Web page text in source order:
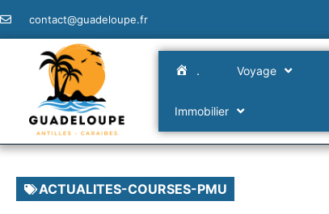
contact@guadeloupe.fr
. Voyage
Immobilier
ACTUALITES-COURSES-PMU